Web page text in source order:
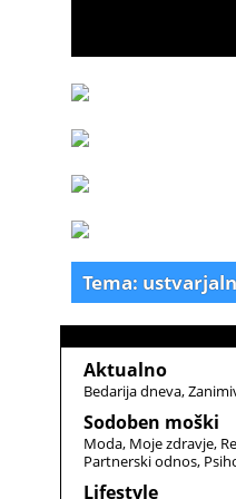
Tema:
Aktualno
Bedarija dneva
Sodoben moški
Moda Moje zdravje
Partnerski odnos
Lifestyle